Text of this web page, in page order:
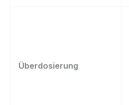
Überdosierung